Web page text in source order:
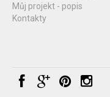
Můj projekt - popis
Kontakty